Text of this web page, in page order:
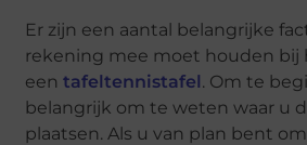
Er zijn een aantal belangrijke
rekening mee moet houden bij
eentafeltennistafel. Om te
belangrijk om te weten waar u
plaatsen. Als u van plan bent